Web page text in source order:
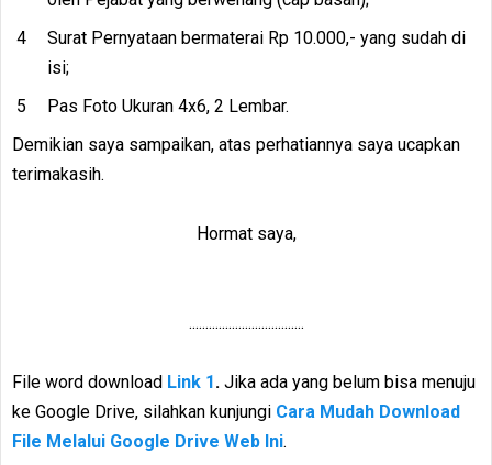
Surat Pernyataan bermaterai Rp 10.000,- yang sudah di
isi;
Pas Foto Ukuran 4x6, 2 Lembar.
Demikian saya sampaikan, atas perhatiannya saya ucapkan
terimakasih.
Hormat saya,
...................................
File word download Link 1. Jika ada yang belum bisa menuju
ke Google Drive, silahkan kunjungi Cara Mudah Download
File Melalui Google Drive Web Ini.